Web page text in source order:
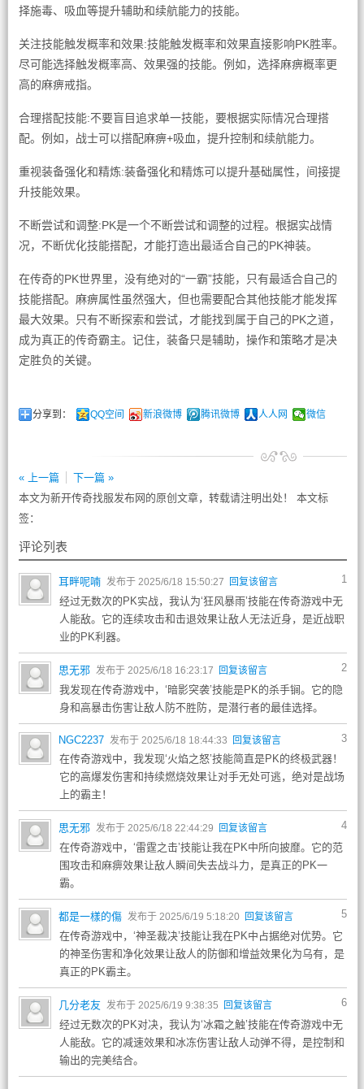
择施毒、吸血等提升辅助和续航能力的技能。
关注技能触发概率和效果:技能触发概率和效果直接影响PK胜率。
尽可能选择触发概率高、效果强的技能。例如，选择麻痹概率更
高的麻痹戒指。
合理搭配技能:不要盲目追求单一技能，要根据实际情况合理搭
配。例如，战士可以搭配麻痹+吸血，提升控制和续航能力。
重视装备强化和精炼:装备强化和精炼可以提升基础属性，间接提
升技能效果。
不断尝试和调整:PK是一个不断尝试和调整的过程。根据实战情
况，不断优化技能搭配，才能打造出最适合自己的PK神装。
在传奇的PK世界里，没有绝对的“一霸”技能，只有最适合自己的
技能搭配。麻痹属性虽然强大，但也需要配合其他技能才能发挥
最大效果。只有不断探索和尝试，才能找到属于自己的PK之道，
成为真正的传奇霸主。记住，装备只是辅助，操作和策略才是决
定胜负的关键。
分享到： QQ空间 新浪微博 腾讯微博 人人网 微信
« 上一篇
下一篇 »
本文为新开传奇找服发布网的原创文章，转载请注明出处！ 本文标
签：
评论列表
1
耳畔呢喃 发布于 2025/6/18 15:50:27 回复该留言
经过无数次的PK实战，我认为‘狂风暴雨’技能在传奇游戏中无
人能敌。它的连续攻击和击退效果让敌人无法近身，是近战职
业的PK利器。
2
思无邪 发布于 2025/6/18 16:23:17 回复该留言
我发现在传奇游戏中，‘暗影突袭’技能是PK的杀手锏。它的隐
身和高暴击伤害让敌人防不胜防，是潜行者的最佳选择。
3
NGC2237 发布于 2025/6/18 18:44:33 回复该留言
在传奇游戏中，我发现‘火焰之怒’技能简直是PK的终极武器！
它的高爆发伤害和持续燃烧效果让对手无处可逃，绝对是战场
上的霸主！
4
思无邪 发布于 2025/6/18 22:44:29 回复该留言
在传奇游戏中，‘雷霆之击’技能让我在PK中所向披靡。它的范
围攻击和麻痹效果让敌人瞬间失去战斗力，是真正的PK一
霸。
5
都是一樣的傷 发布于 2025/6/19 5:18:20 回复该留言
在传奇游戏中，‘神圣裁决’技能让我在PK中占据绝对优势。它
的神圣伤害和净化效果让敌人的防御和增益效果化为乌有，是
真正的PK霸主。
6
几分老友 发布于 2025/6/19 9:38:35 回复该留言
经过无数次的PK对决，我认为‘冰霜之触’技能在传奇游戏中无
人能敌。它的减速效果和冰冻伤害让敌人动弹不得，是控制和
输出的完美结合。